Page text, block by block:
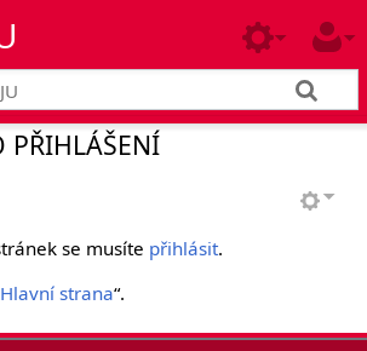
PŘIHLÁŠENÍ
se musíte přihlásit.
Hlavní strana“.